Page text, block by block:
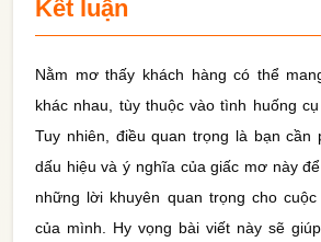
Kết luận
Nằm mơ thấy khách hàng có thể
khác nhau, tùy thuộc vào tình huống
Tuy nhiên, điều quan trọng là bạn cần
dấu hiệu và ý nghĩa của giấc mơ này
những lời khuyên quan trọng cho
của mình. Hy vọng bài viết này sẽ